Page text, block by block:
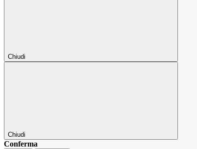
Chiudi
Chiudi
Conferma